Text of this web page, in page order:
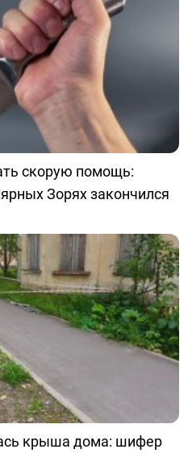
скорую помощь:
Зорях закончился
крыша дома: шифер